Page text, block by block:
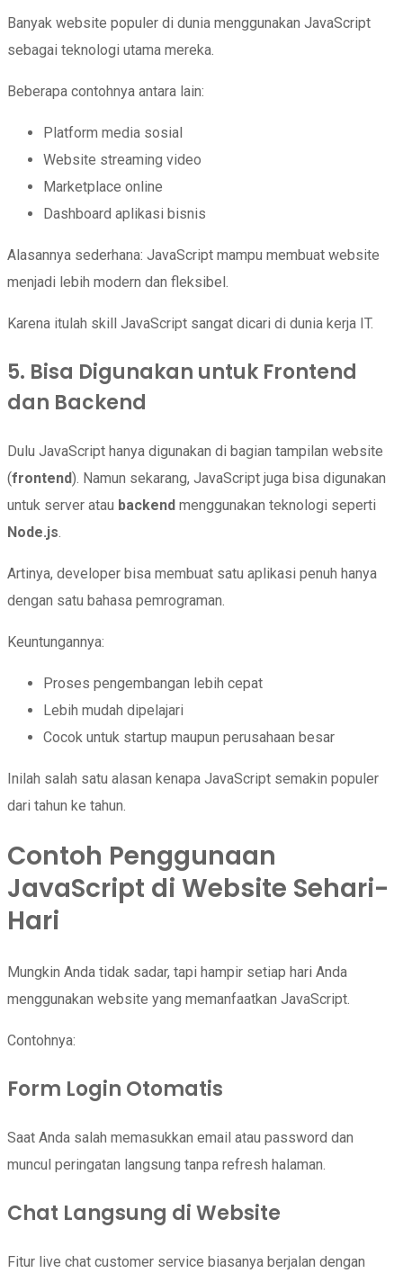
Banyak website populer di dunia menggunakan JavaScript
sebagai teknologi utama mereka.
Beberapa contohnya antara lain:
Platform media sosial
Website streaming video
Marketplace online
Dashboard aplikasi bisnis
Alasannya sederhana: JavaScript mampu membuat website
menjadi lebih modern dan fleksibel.
Karena itulah skill JavaScript sangat dicari di dunia kerja IT.
5. Bisa Digunakan untuk Frontend
dan Backend
Dulu JavaScript hanya digunakan di bagian tampilan website
(frontend). Namun sekarang, JavaScript juga bisa digunakan
untuk server atau backend menggunakan teknologi seperti
Node.js.
Artinya, developer bisa membuat satu aplikasi penuh hanya
dengan satu bahasa pemrograman.
Keuntungannya:
Proses pengembangan lebih cepat
Lebih mudah dipelajari
Cocok untuk startup maupun perusahaan besar
Inilah salah satu alasan kenapa JavaScript semakin populer
dari tahun ke tahun.
Contoh Penggunaan
JavaScript di Website Sehari-
Hari
Mungkin Anda tidak sadar, tapi hampir setiap hari Anda
menggunakan website yang memanfaatkan JavaScript.
Contohnya:
Form Login Otomatis
Saat Anda salah memasukkan email atau password dan
muncul peringatan langsung tanpa refresh halaman.
Chat Langsung di Website
Fitur live chat customer service biasanya berjalan dengan